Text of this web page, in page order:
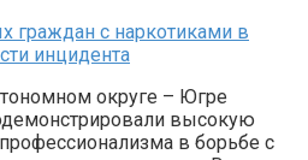
граждан с наркотиками в
инцидента
округе – Югре
высокую
в борьбе с